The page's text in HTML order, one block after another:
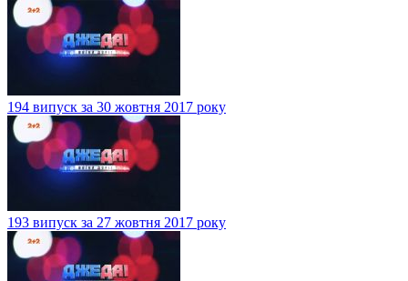
194 випуск за 30 жовтня 2017 року
193 випуск за 27 жовтня 2017 року